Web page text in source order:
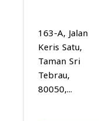
163-A, Jalan
Keris Satu,
Taman Sri
Tebrau,
80050,...